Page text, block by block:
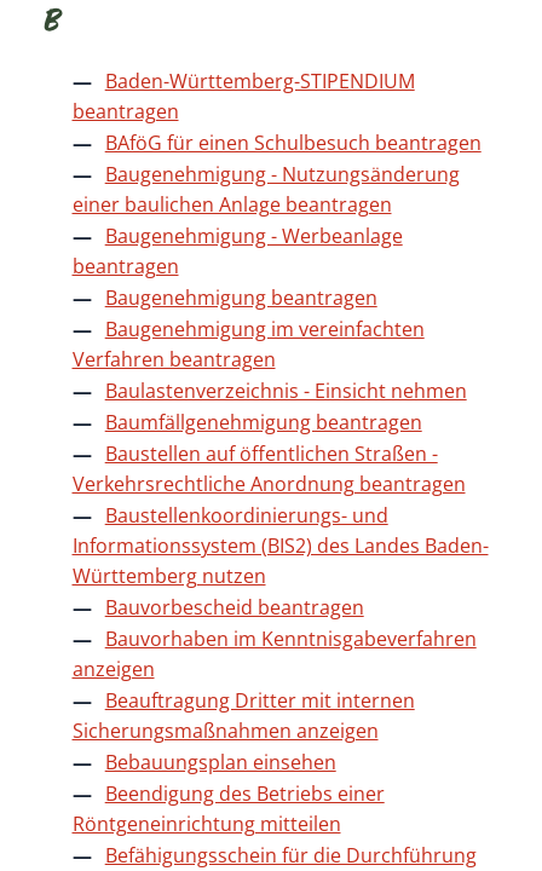
B
Baden-Württemberg-STIPENDIUM
beantragen
BAföG für einen Schulbesuch beantragen
Baugenehmigung - Nutzungsänderung
einer baulichen Anlage beantragen
Baugenehmigung - Werbeanlage
beantragen
Baugenehmigung beantragen
Baugenehmigung im vereinfachten
Verfahren beantragen
Baulastenverzeichnis - Einsicht nehmen
Baumfällgenehmigung beantragen
Baustellen auf öffentlichen Straßen -
Verkehrsrechtliche Anordnung beantragen
Baustellenkoordinierungs- und
Informationssystem (BIS2) des Landes Baden-
Württemberg nutzen
Bauvorbescheid beantragen
Bauvorhaben im Kenntnisgabeverfahren
anzeigen
Beauftragung Dritter mit internen
Sicherungsmaßnahmen anzeigen
Bebauungsplan einsehen
Beendigung des Betriebs einer
Röntgeneinrichtung mitteilen
Befähigungsschein für die Durchführung